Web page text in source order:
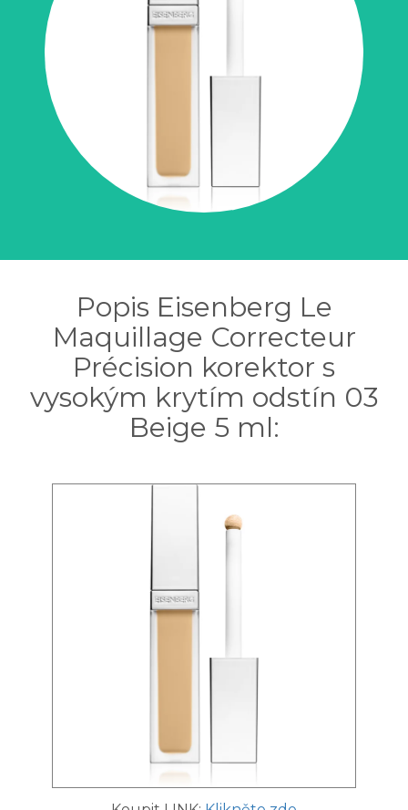
Popis Eisenberg Le
Maquillage Correcteur
Précision korektor s
vysokým krytím odstín 03
Beige 5 ml: